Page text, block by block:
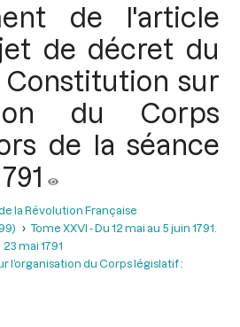
de l'article
de décret du
sur
du Corps
de la séance
la Révolution Française
Tome XXVI - Du 12 mai au 5 juin 1791.
23 mai 1791
l’organisation du Corps législatif :